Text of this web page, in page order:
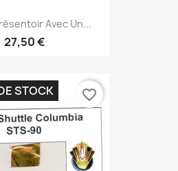
Avec Un...
27,50 €
STOCK favorite_border